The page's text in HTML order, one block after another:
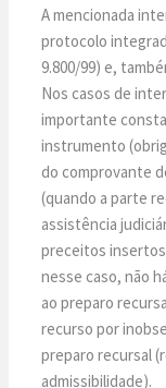
A mencionada
protocolo
9.800/99) e,
Nos casos de
importante
instrumento
do comprovante
(quando a parte
assistência
preceitos insertos
nesse caso, não
ao preparo
recurso por
preparo recursal
admissibilidade).